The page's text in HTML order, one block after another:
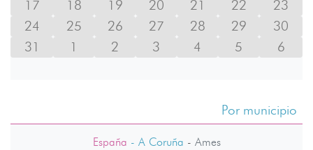
17
18 19 20 21 22
23
24
25 26 27 28 29
30
31
1 2 3 4 5 6
Por municipio
España - A Coruña - Ames